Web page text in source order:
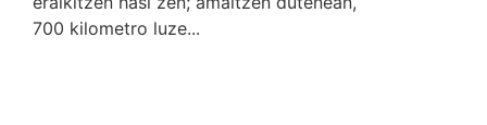
700 kilometro luze...